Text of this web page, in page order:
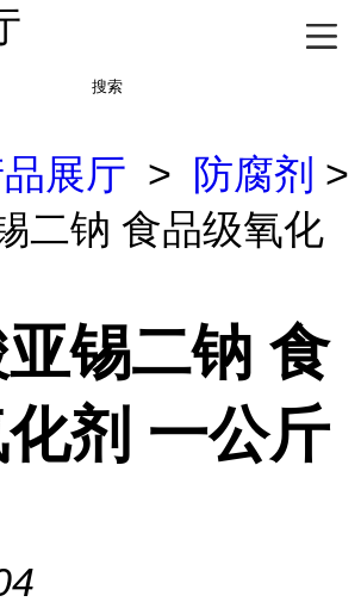
搜索
展厅 > 防腐剂 >
二钠 食品级氧化
锡二钠 食
剂 一公斤